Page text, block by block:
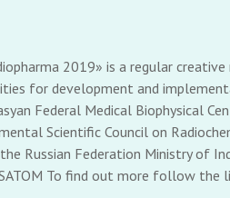
2019» is a regular
for development and
Federal Medical Biophysical
Scientific Council on
Russian Federation Ministry of
To find out more follow